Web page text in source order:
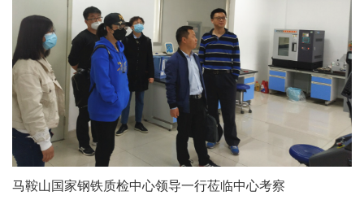
马鞍山国家钢铁质检中心领导一行莅临中心考察